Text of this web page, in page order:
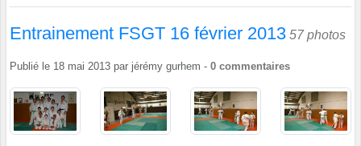
Entrainement FSGT 16 février 2013 57 photos
Publié le 18 mai 2013 par jérémy gurhem - 0 commentaires